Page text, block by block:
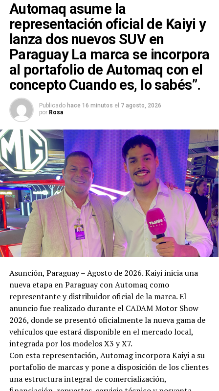
Automaq asume la
representación oficial de Kaiyi y
lanza dos nuevos SUV en
Paraguay La marca se incorpora
al portafolio de Automaq con el
concepto Cuando es, lo sabés”.
Publicado hace 16 minutos el 7 agosto, 2026
por Rosa
Asunción, Paraguay – Agosto de 2026. Kaiyi inicia una
nueva etapa en Paraguay con Automaq como
representante y distribuidor oficial de la marca. El
anuncio fue realizado durante el CADAM Motor Show
2026, donde se presentó oficialmente la nueva gama de
vehículos que estará disponible en el mercado local,
integrada por los modelos X3 y X7.
Con esta representación, Automag incorpora Kaiyi a su
portafolio de marcas y pone a disposición de los clientes
una estructura integral de comercialización,